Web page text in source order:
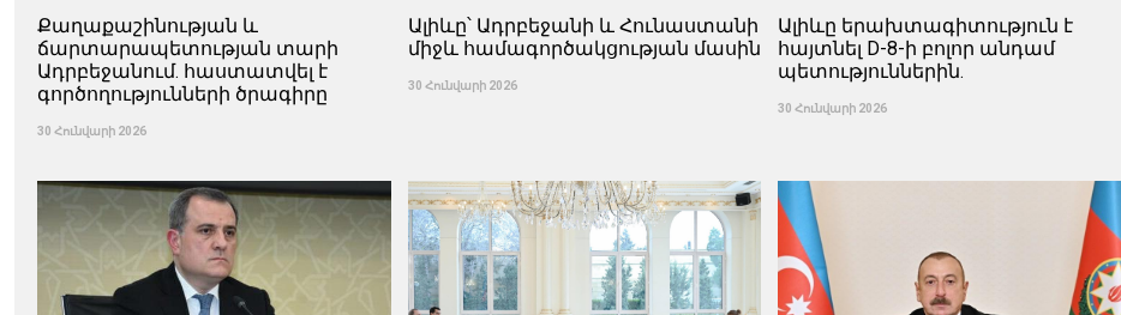
Քաղաքաշինության և
ճարտարապետության տարի
Ադրբեջանում. հաստատվել է
գործողությունների ծրագիրը
30 Հունվարի 2026
Ալիևը՝ Ադրբեջանի և Հունաստանի
միջև համագործակցության մասին
30 Հունվարի 2026
Ալիևը երախտագիտություն է
հայտնել D-8-ի բոլոր անդամ
պետություններին.
30 Հունվարի 2026